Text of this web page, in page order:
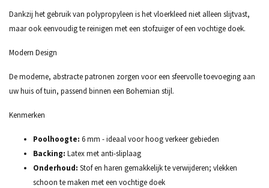
Dankzij het gebruik van polypropyleen is het vloerkleed niet alleen slijtvast,
maar ook eenvoudig te reinigen met een stofzuiger of een vochtige doek.
Modern Design
De moderne, abstracte patronen zorgen voor een sfeervolle toevoeging aan
uw huis of tuin, passend binnen een Bohemian stijl.
Kenmerken
Poolhoogte: 6 mm - ideaal voor hoog verkeer gebieden
Backing: Latex met anti-sliplaag
Onderhoud: Stof en haren gemakkelijk te verwijderen; vlekken
schoon te maken met een vochtige doek